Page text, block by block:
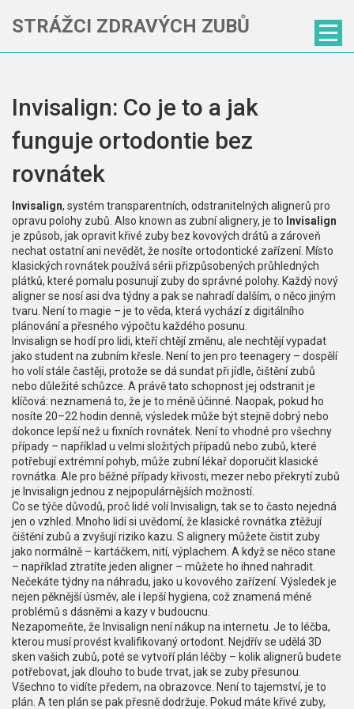
STRÁŽCI ZDRAVÝCH ZUBŮ
Invisalign: Co je to a jak
funguje ortodontie bez
rovnátek
Invisalign, systém transparentních, odstranitelných alignerů pro
opravu polohy zubů . Also known as zubní alignery, je to Invisalign
je způsob, jak opravit křivé zuby bez kovových drátů a zároveň
nechat ostatní ani nevědět, že nosíte ortodontické zařízení. Místo
klasických rovnátek používá sérii přizpůsobených průhledných
plátků, které pomalu posunují zuby do správné polohy. Každý nový
aligner se nosí asi dva týdny a pak se nahradí dalším, o něco jiným
tvaru. Není to magie – je to věda, která vychází z digitálního
plánování a přesného výpočtu každého posunu.
Invisalign se hodí pro lidi, kteří chtějí změnu, ale nechtějí vypadat
jako student na zubním křesle. Není to jen pro teenagery – dospělí
ho volí stále častěji, protože se dá sundat při jídle, čištění zubů
nebo důležité schůzce. A právě tato schopnost jej odstranit je
klíčová: neznamená to, že je to méně účinné. Naopak, pokud ho
nosíte 20–22 hodin denně, výsledek může být stejně dobrý nebo
dokonce lepší než u fixních rovnátek. Není to vhodné pro všechny
případy – například u velmi složitých případů nebo zubů, které
potřebují extrémní pohyb, může zubní lékař doporučit klasické
rovnátka. Ale pro běžné případy křivosti, mezer nebo překrytí zubů
je Invisalign jednou z nejpopulárnějších možností.
Co se týče důvodů, proč lidé volí Invisalign, tak se to často nejedná
jen o vzhled. Mnoho lidí si uvědomí, že klasické rovnátka ztěžují
čištění zubů a zvyšují riziko kazu. S alignery můžete čistit zuby
jako normálně – kartáčkem, nití, výplachem. A když se něco stane
– například ztratíte jeden aligner – můžete ho ihned nahradit.
Nečekáte týdny na náhradu, jako u kovového zařízení. Výsledek je
nejen pěknější úsměv, ale i lepší hygiena, což znamená méně
problémů s dásněmi a kazy v budoucnu.
Nezapomeňte, že Invisalign není nákup na internetu. Je to léčba,
kterou musí provést kvalifikovaný ortodont. Nejdřív se udělá 3D
sken vašich zubů, poté se vytvoří plán léčby – kolik alignerů budete
potřebovat, jak dlouho to bude trvat, jak se zuby přesunou.
Všechno to vidíte předem, na obrazovce. Není to tajemství, je to
plán. A ten plán se pak přesně dodržuje. Pokud máte křivé zuby,